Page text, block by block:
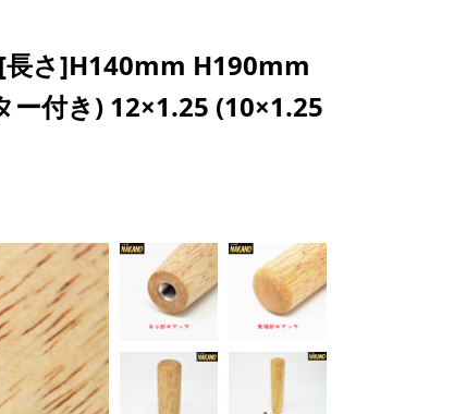
長さ]H140mm H190mm
付き) 12×1.25 (10×1.25